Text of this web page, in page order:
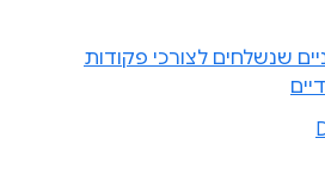
שנשלחים לצורכי פקודות